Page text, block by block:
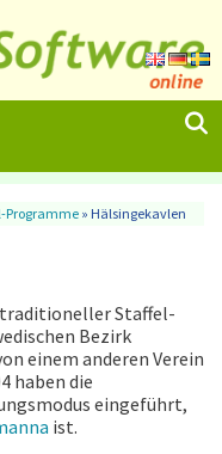
Programme» Hälsingekavlen
Staffel-
Bezirk
einem anderen Verein
haben die
eingeführt,
ist.